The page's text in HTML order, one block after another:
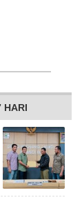
HARI